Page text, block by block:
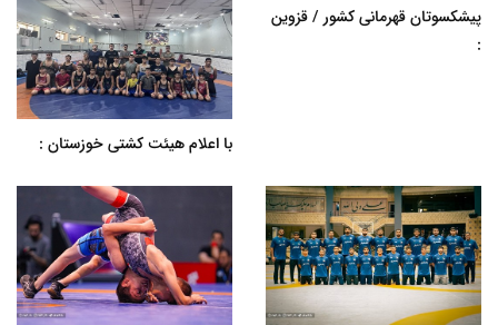
پیشکسوتان قهرمانی کشور / قزوین
:
با اعلام هیئت کشتی خوزستان :